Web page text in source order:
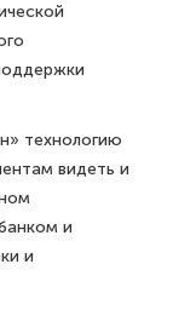
технологию
видеть и
и
и